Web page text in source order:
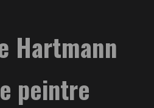
Hartmann
peintre